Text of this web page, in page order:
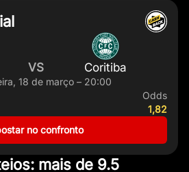
VS Coritiba
18 de março – 20:00
Odds
1,82
no confronto
mais de 9.5